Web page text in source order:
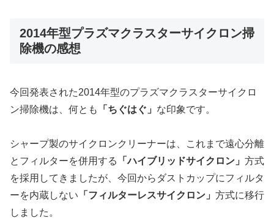
2014年型プラズマクラスターサイクロン掃
除機の感想
今回発表された2014年型のプラズマクラスターサイクロ
ン掃除機は、何とも
「ちぐはぐ」 な印象です。
シャープ製のサイクロンクリーナーは、これまで遠心分離
とフィルターを併用する
「ハイブリッドサイクロン」 方式
を採用してきましたが、今回からダストカップにフィルタ
ーを内蔵しない 「フィルターレスサイクロン」 方式に移行
しました。